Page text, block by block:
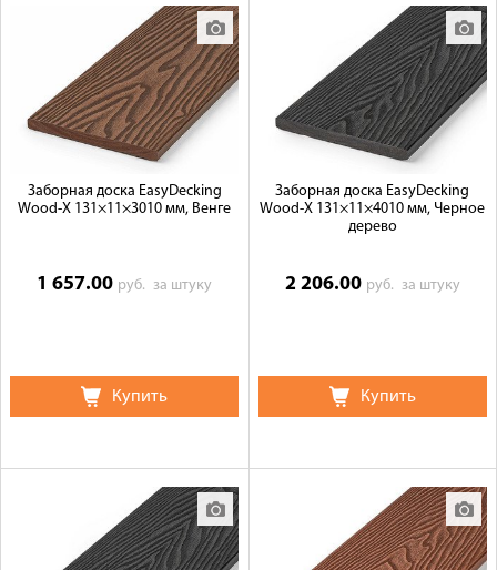
Заборная доска EasyDecking
Wood-X 131×11×3010 мм, Венге
1 657.00 руб.за штуку
Купить
Заборная доска EasyDecking
Wood-X 131×11×4010 мм, Черное
дерево
2 206.00 руб. за штуку
Купить